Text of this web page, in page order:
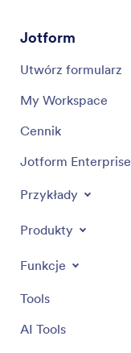
Jotform
Utwórz formularz
My Workspace
Cennik
Jotform Enterprise
Przykłady
Produkty
Funkcje
Tools
AI Tools